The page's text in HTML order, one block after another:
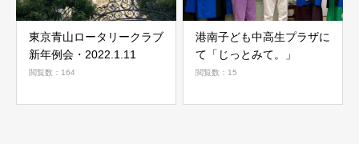
東京青山ロータリークラブ
新年例会・2022.1.11
閲覧数：164
港南子ども中高生プラザに
て「じっとみて。」
閲覧数：15